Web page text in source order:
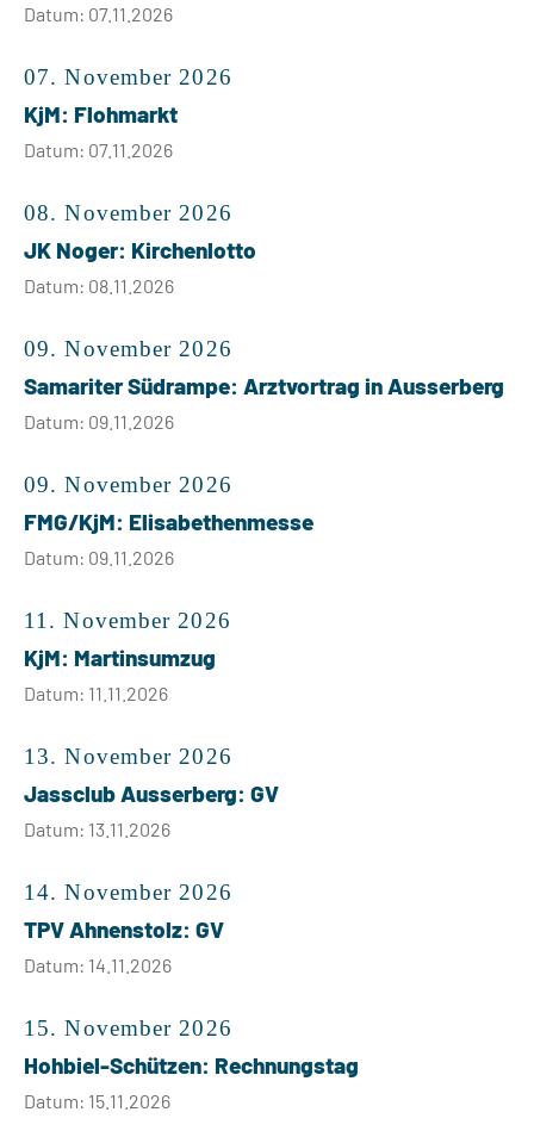
Datum: 07.11.2026
07. November 2026
KjM: Flohmarkt
Datum: 07.11.2026
08. November 2026
JK Noger: Kirchenlotto
Datum: 08.11.2026
09. November 2026
Samariter Südrampe: Arztvortrag in Ausserberg
Datum: 09.11.2026
09. November 2026
FMG/KjM: Elisabethenmesse
Datum: 09.11.2026
11. November 2026
KjM: Martinsumzug
Datum: 11.11.2026
13. November 2026
Jassclub Ausserberg: GV
Datum: 13.11.2026
14. November 2026
TPV Ahnenstolz: GV
Datum: 14.11.2026
15. November 2026
Hohbiel-Schützen: Rechnungstag
Datum: 15.11.2026